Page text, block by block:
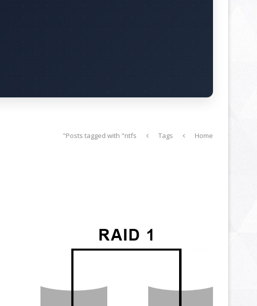
Home
Tags
Posts tagged with "ntfs"